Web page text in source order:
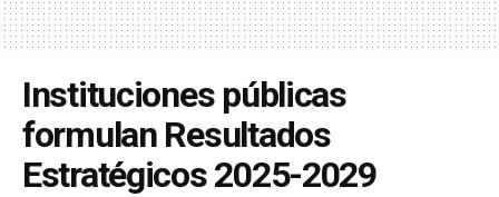
Instituciones públicas
formulan Resultados
Estratégicos 2025-2029